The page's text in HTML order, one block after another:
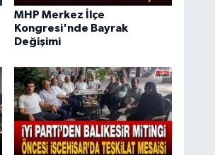
MHP Merkez İlçe
Kongresi'nde Bayrak
Değişimi